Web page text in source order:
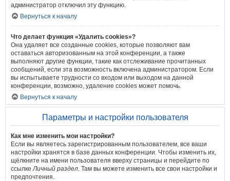
администратор отключил эту функцию.
Вернуться к началу
Что делает функция «Удалить cookies»?
Она удаляет все созданные cookies, которые позволяют вам
оставаться авторизованным на этой конференции, а также
выполняют другие функции, такие как отслеживание прочитанных
сообщений, если эта возможность включена администратором. Если
вы испытываете трудности со входом или выходом на данной
конференции, возможно, удаление cookies может помочь.
Вернуться к началу
Параметры и настройки пользователя
Как мне изменить мои настройки?
Если вы являетесь зарегистрированным пользователем, все ваши
настройки хранятся в базе данных конференции. Чтобы изменить их,
щёлкните на имени пользователя вверху страницы и перейдите по
ссылкеЛичный раздел. Там вы можете изменить все свои настройки и
предпочтения.